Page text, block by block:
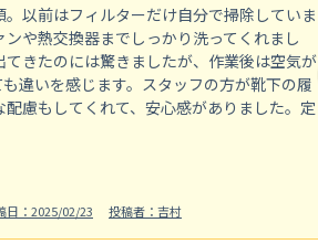
以前はフィルターだけ自分で掃除していま
ンや熱交換器までしっかり洗ってくれまし
きたのには驚きましたが、作業後は空気が
違いを感じます。スタッフの方が靴下の履
慮もしてくれて、安心感がありました。定
日：2025/02/23 投稿者：吉村